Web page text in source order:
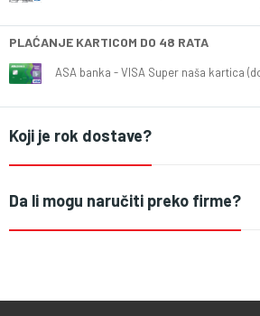
PLAĆANJE KARTICOM DO 48 RATA
ASA banka - VISA Super naša kartica
Koji je rok dostave?
Da li mogu naručiti preko firme?